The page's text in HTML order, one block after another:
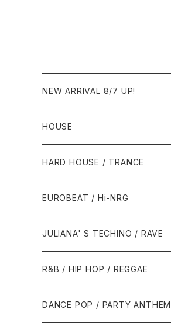
NEW ARRIVAL 8/7 UP!
HOUSE
1980年代
1987年・以前
1988年
1990年代
1990年
1991年
2000年代
2000年
2001年
2010年代
2010年
HARD HOUSE / TRANCE
1990年代
1994年・以前
1995年
2000年代
2000年
2001年
EUROBEAT / Hi-NRG
1980年代
1986年・以前
1987年
1990年代
1990年
2000年代
JULIANA' S TECHINO / RAVE
1990年代
1990年
2000年代
R&B / HIP HOP / REGGAE
1980年代
DANCE POP / PARTY ANTHEM